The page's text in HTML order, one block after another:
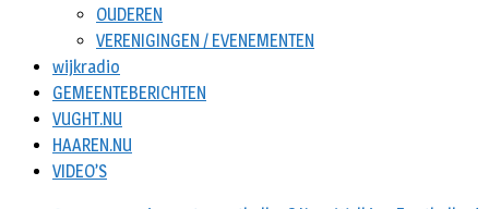
OUDEREN
VERENIGINGEN / EVENEMENTEN
wijkradio
GEMEENTEBERICHTEN
VUGHT.NU
HAAREN.NU
VIDEO’S